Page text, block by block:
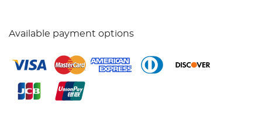
Available payment options